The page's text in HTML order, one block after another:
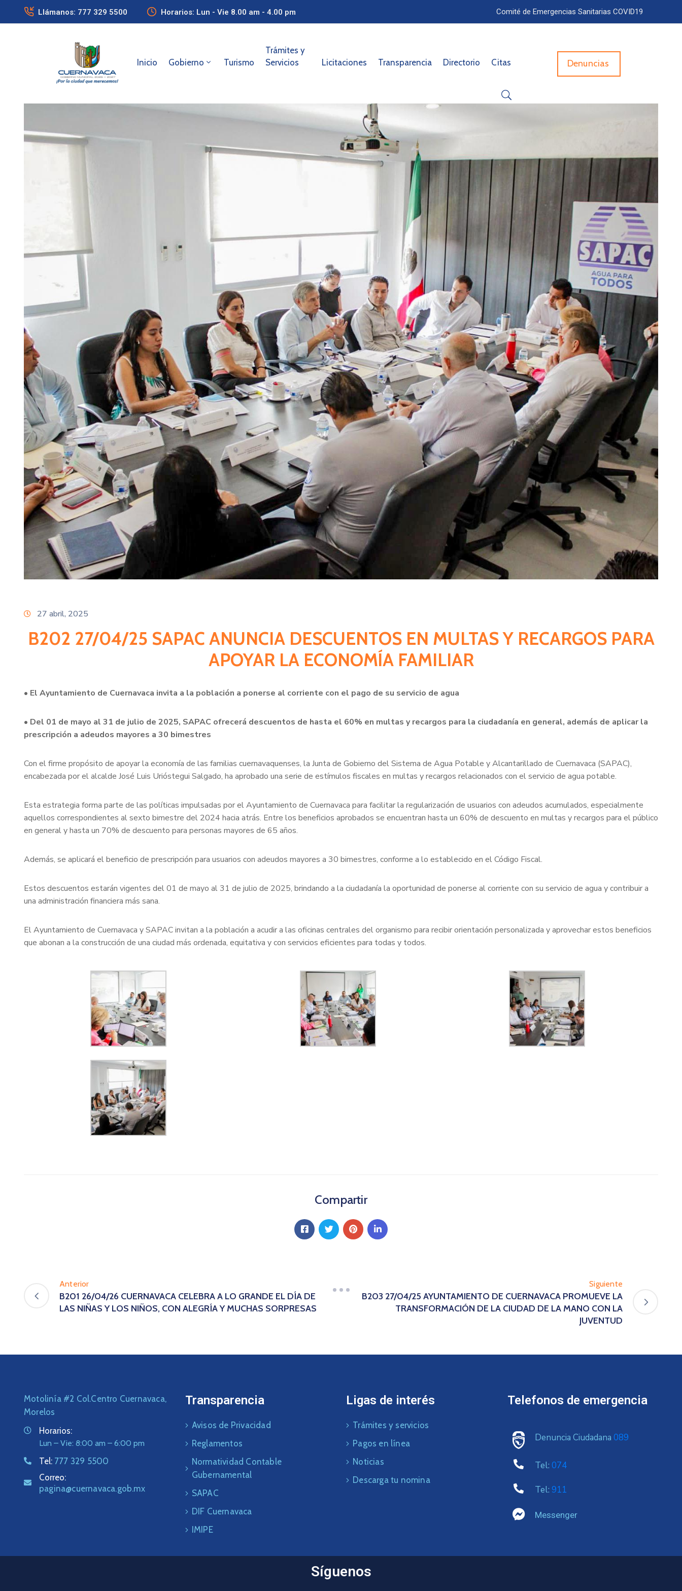
Llámanos: 777 329 5500 Horarios: Lun - Vie 8.00 am - 4.00 pm Comité de Emergencias Sanitarias COVID19
Inicio Gobierno Turismo
Trámites y
Servicios
Licitaciones Transparencia Directorio Citas Denuncias
27 abril, 2025
B202 27/04/25 SAPAC ANUNCIA DESCUENTOS EN MULTAS Y RECARGOS PARA
APOYAR LA ECONOMÍA FAMILIAR
• El Ayuntamiento de Cuernavaca invita a la población a ponerse al corriente con el pago de su servicio de agua
• Del 01 de mayo al 31 de julio de 2025, SAPAC ofrecerá descuentos de hasta el 60% en multas y recargos para la ciudadanía en general, además de aplicar la
prescripción a adeudos mayores a 30 bimestres
Con el firme propósito de apoyar la economía de las familias cuernavaquenses, la Junta de Gobierno del Sistema de Agua Potable y Alcantarillado de Cuernavaca (SAPAC),
encabezada por el alcalde José Luis Urióstegui Salgado, ha aprobado una serie de estímulos fiscales en multas y recargos relacionados con el servicio de agua potable.
Esta estrategia forma parte de las políticas impulsadas por el Ayuntamiento de Cuernavaca para facilitar la regularización de usuarios con adeudos acumulados, especialmente
aquellos correspondientes al sexto bimestre del 2024 hacia atrás. Entre los beneficios aprobados se encuentran hasta un 60% de descuento en multas y recargos para el público
en general y hasta un 70% de descuento para personas mayores de 65 años.
Además, se aplicará el beneficio de prescripción para usuarios con adeudos mayores a 30 bimestres, conforme a lo establecido en el Código Fiscal.
Estos descuentos estarán vigentes del 01 de mayo al 31 de julio de 2025, brindando a la ciudadanía la oportunidad de ponerse al corriente con su servicio de agua y contribuir a
una administración financiera más sana.
El Ayuntamiento de Cuernavaca y SAPAC invitan a la población a acudir a las oficinas centrales del organismo para recibir orientación personalizada y aprovechar estos beneficios
que abonan a la construcción de una ciudad más ordenada, equitativa y con servicios eficientes para todas y todos.
Compartir
Anterior
B201 26/04/26 CUERNAVACA CELEBRA A LO GRANDE EL DÍA DE
LAS NIÑAS Y LOS NIÑOS, CON ALEGRÍA Y MUCHAS SORPRESAS
Siguiente
B203 27/04/25 AYUNTAMIENTO DE CUERNAVACA PROMUEVE LA
TRANSFORMACIÓN DE LA CIUDAD DE LA MANO CON LA
JUVENTUD
Motolinía #2 Col.Centro Cuernavaca,
Morelos
Horarios:
Lun – Vie: 8:00 am – 6:00 pm
Tel: 777 329 5500
Correo:
pagina@cuernavaca.gob.mx
Transparencia
Avisos de Privacidad
Reglamentos
Normatividad Contable
Gubernamental
SAPAC
DIF Cuernavaca
IMIPE
Ligas de interés
Trámites y servicios
Pagos en línea
Noticias
Descarga tu nomina
Telefonos de emergencia
Denuncia Ciudadana 089
Tel: 074
Tel: 911
Messenger
Síguenos